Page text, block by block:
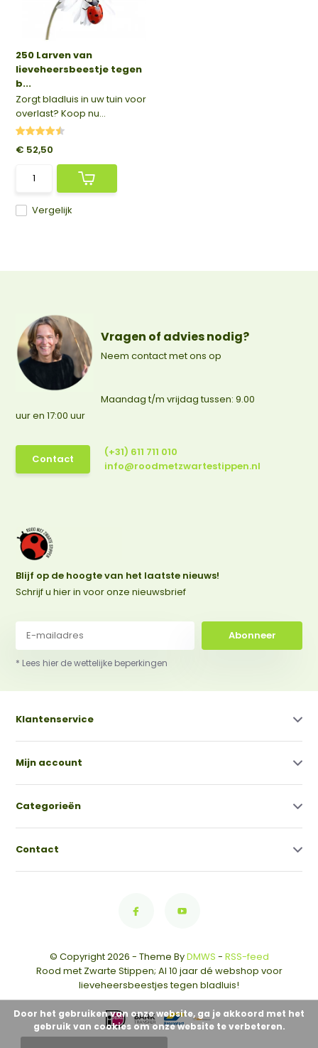
250 Larven van
lieveheersbeestje tegen
b...
Zorgt bladluis in uw tuin voor
overlast? Koop nu...
Vergelijk
€ 52,50
Vragen of advies nodig?
Neem contact met ons op
Maandag t/m vrijdag tussen: 9.00
uur en 17:00 uur
Contact
(+31) 611 711 010
info@roodmetzwartestippen.nl
Blijf op de hoogte van het laatste nieuws!
Schrijf u hier in voor onze nieuwsbrief
Abonneer
* Lees hier de wettelijke beperkingen
Klantenservice
Mijn account
Categorieën
Contact
© Copyright 2026 - Theme ByDMWS - RSS-feed
Rood met Zwarte Stippen; Al 10 jaar dé webshop voor
lieveheersbeestjes tegen bladluis!
Door het gebruiken van onze website, ga je akkoord met het
gebruik van cookies om onze website te verbeteren.